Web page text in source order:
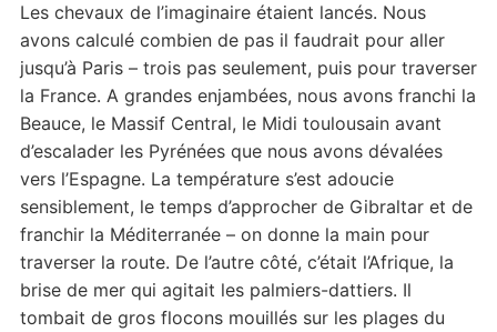
Les chevaux de l’imaginaire étaient lancés. Nous
avons calculé combien de pas il faudrait pour aller
jusqu’à Paris – trois pas seulement, puis pour traverser
la France. A grandes enjambées, nous avons franchi la
Beauce, le Massif Central, le Midi toulousain avant
d’escalader les Pyrénées que nous avons dévalées
vers l’Espagne. La température s’est adoucie
sensiblement, le temps d’approcher de Gibraltar et de
franchir la Méditerranée – on donne la main pour
traverser la route. De l’autre côté, c’était l’Afrique, la
brise de mer qui agitait les palmiers-dattiers. Il
tombait de gros flocons mouillés sur les plages du